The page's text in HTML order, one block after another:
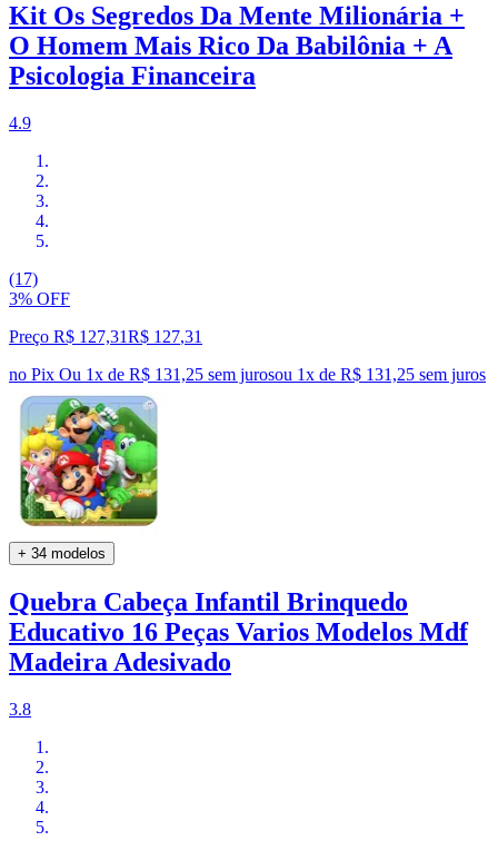
Kit Os Segredos Da Mente Milionária +
O Homem Mais Rico Da Babilônia + A
Psicologia Financeira
4.9
(17)
3% OFF
Preço R$ 127,31R$ 127,31
no Pix Ou 1x de R$ 131,25 sem jurosou 1x de R$ 131,25 sem juros
+ 34 modelos
Quebra Cabeça Infantil Brinquedo
Educativo 16 Peças Varios Modelos Mdf
Madeira Adesivado
3.8